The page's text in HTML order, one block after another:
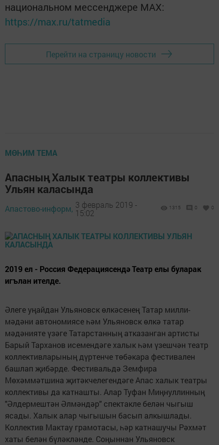
национальном мессенджере MАХ:
https://max.ru/tatmedia
Перейти на страницу новости
МӨҺИМ ТЕМА
Апасның Халык театры коллективы
Ульян каласында
Апастово-информ, 3 февраль 2019 -
15:02
1315 0 0
2019 ел - Россия Федерациясендә Театр елы буларак
игълан ителде.
Әлеге уңайдан Ульяновск өлкәсенең Татар милли-
мәдәни автономиясе һәм Ульяновск өлкә татар
мәдәнияте үзәге Татарстанның атказанган артисты
Барый Тарханов исемендәге халык һәм үзешчән театр
коллективларының дүртенче төбәкара фестивален
башлап җибәрде. Фестивальдә Земфира
Мөхәммәтшина җитәкчелегендәге Апас халык театры
коллективы да катнашты. Алар Туфан Миңнуллинның
"Әлдермештән Әлмәндәр" спектакле белән чыгыш
ясады. Халык алар чыгышын басып алкышлады.
Коллектив Мактау грамотасы, һәр катнашучы Рәхмәт
хаты белән бүләкләнде. Соңыннан Ульяновск